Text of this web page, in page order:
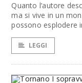
Quanto l’autore
ma si vive in un
possono esplodere
LEGGI